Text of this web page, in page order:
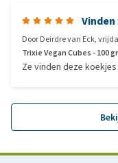
DoorDeirdre van Eck,
Trixie Vegan Cubes - 100 gr
Ze vinden deze